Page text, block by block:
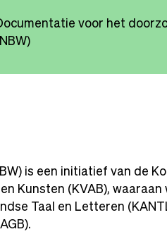
voor het
is een initiatief van de
Kunsten (KVAB),
Taal en Letteren